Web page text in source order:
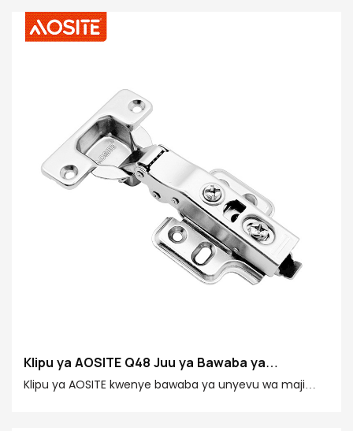
Kipenyo cha kikombe cha bawaba: 35mm
Maliza: Nickel iliyopigwa
Klipu ya AOSITE Q48 Juu ya Bawaba ya
Kupunguza Majimaji
Klipu ya AOSITE kwenye bawaba ya unyevu wa maji